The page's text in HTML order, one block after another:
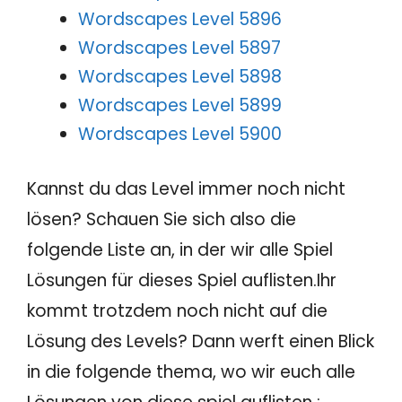
Wordscapes Level 5896
Wordscapes Level 5897
Wordscapes Level 5898
Wordscapes Level 5899
Wordscapes Level 5900
Kannst du das Level immer noch nicht
lösen? Schauen Sie sich also die
folgende Liste an, in der wir alle Spiel
Lösungen für dieses Spiel auflisten.Ihr
kommt trotzdem noch nicht auf die
Lösung des Levels? Dann werft einen Blick
in die folgende thema, wo wir euch alle